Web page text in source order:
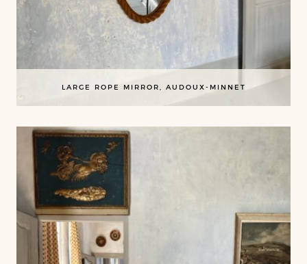
LARGE ROPE MIRROR, AUDOUX-MINNET